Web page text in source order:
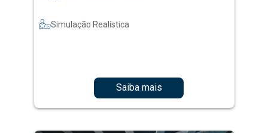
Simulação Realística
Saiba mais